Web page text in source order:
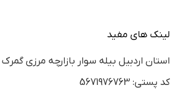
لینک های مفید
استان اردبيل بيله سوار بازارچه مرزي گمرك ،فاز ١
كد پستي: 5671976763